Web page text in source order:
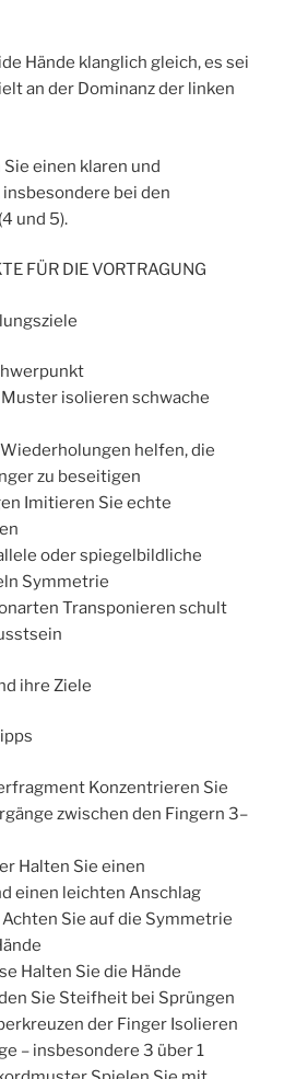
Hände klanglich gleich, es sei
an der Dominanz der linken
einen klaren und
bei den
und 5).
FÜR DIE VORTRAGUNG
isolieren schwache
helfen, die
zu beseitigen
Imitieren Sie echte
oder spiegelbildliche
Symmetrie
Transponieren schult
ihre Ziele
Konzentrieren Sie
zwischen den Fingern 3–
Halten Sie einen
einen leichten Anschlag
Sie auf die Symmetrie
Halten Sie die Hände
Sie Steifheit bei Sprüngen
der Finger Isolieren
– insbesondere 3 über 1